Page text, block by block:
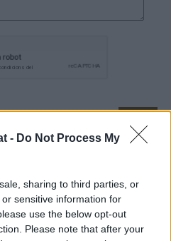
- Do Not Process My
sharing to third parties, or
sensitive information for
use the below opt-out
Please note that after your
ser un usuari registrat.